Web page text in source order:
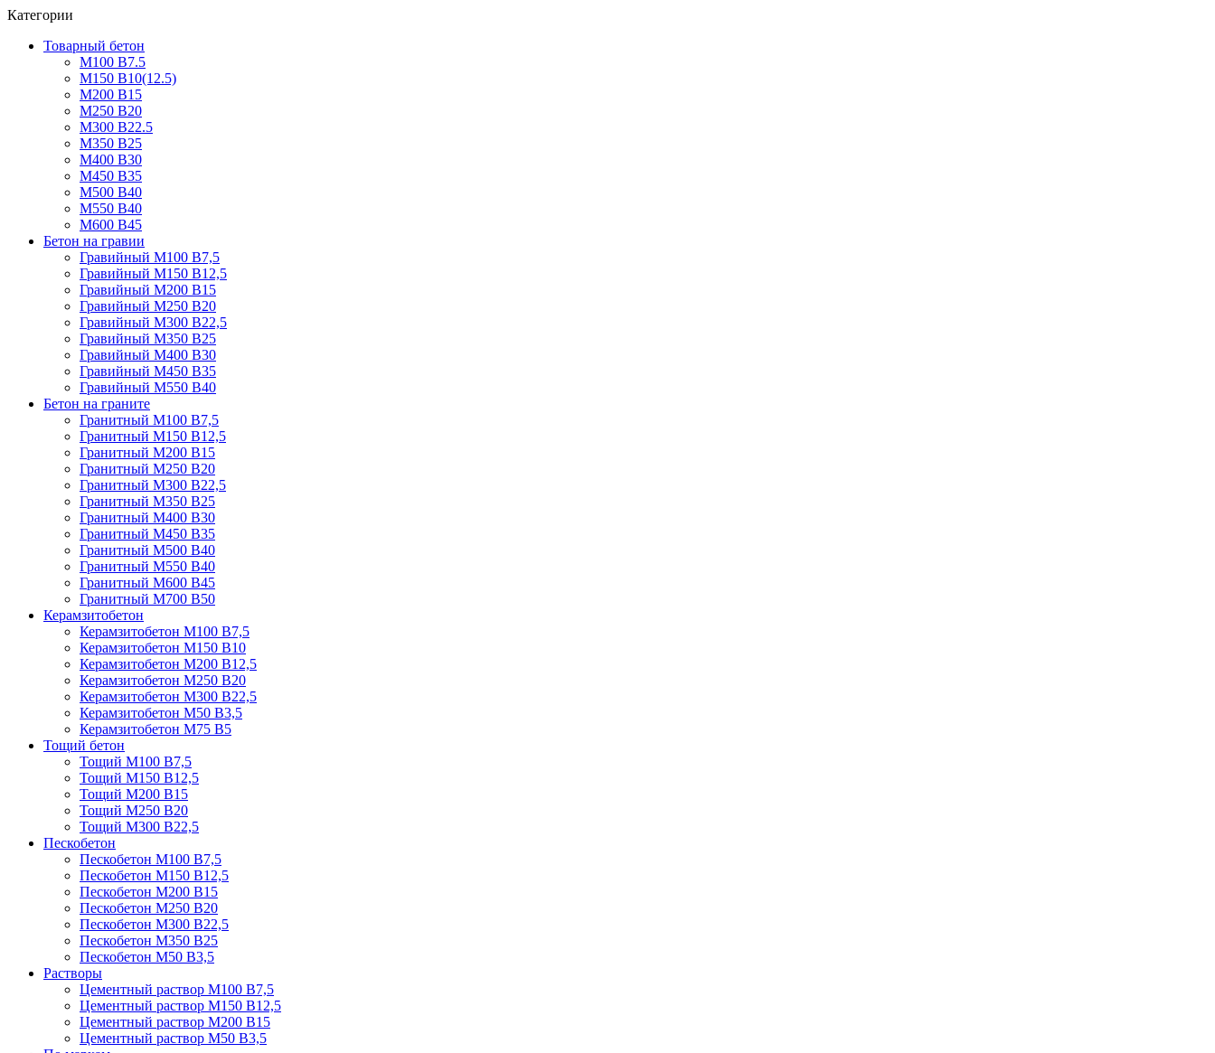
Категории
Товарный бетон
М100 В7.5
М150 В10(12.5)
М200 В15
М250 В20
М300 В22.5
М350 В25
М400 В30
М450 В35
М500 В40
М550 В40
М600 В45
Бетон на гравии
Гравийный М100 В7,5
Гравийный М150 В12,5
Гравийный М200 В15
Гравийный М250 В20
Гравийный М300 В22,5
Гравийный М350 В25
Гравийный М400 В30
Гравийный М450 В35
Гравийный М550 В40
Бетон на граните
Гранитный М100 В7,5
Гранитный М150 В12,5
Гранитный М200 В15
Гранитный М250 В20
Гранитный М300 В22,5
Гранитный М350 В25
Гранитный М400 В30
Гранитный М450 В35
Гранитный М500 В40
Гранитный М550 В40
Гранитный М600 В45
Гранитный М700 В50
Керамзитобетон
Керамзитобетон М100 В7,5
Керамзитобетон М150 В10
Керамзитобетон М200 В12,5
Керамзитобетон М250 В20
Керамзитобетон М300 В22,5
Керамзитобетон М50 В3,5
Керамзитобетон М75 В5
Тощий бетон
Тощий М100 В7,5
Тощий М150 В12,5
Тощий М200 В15
Тощий М250 В20
Тощий М300 В22,5
Пескобетон
Пескобетон М100 В7,5
Пескобетон М150 В12,5
Пескобетон М200 В15
Пескобетон М250 В20
Пескобетон М300 В22,5
Пескобетон М350 В25
Пескобетон М50 В3,5
Растворы
Цементный раствор М100 В7,5
Цементный раствор М150 В12,5
Цементный раствор М200 В15
Цементный раствор М50 В3,5